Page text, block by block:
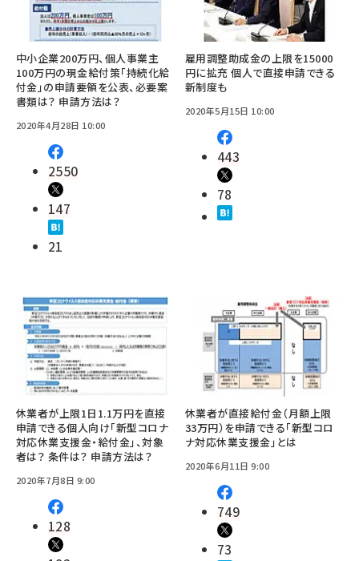
中小企業200万円、個人事業主
100万円の現金給付策「持続化給
付金」の申請要領を公表、必要案
書類は？ 申請方法は？
2020年4月28日 10:00
2550
147
21
雇用調整助成金の上限を15000
円に拡充 個人で直接申請できる
新制度も
2020年5月15日 10:00
443
78
休業者が上限1日1.1万円を直接
申請できる個人向け「新型コロナ
対応休業支援金・給付金」、対象
者は？ 条件は？ 申請方法は？
2020年7月8日 9:00
128
休業者が直接給付金（月額上限
33万円）を申請できる「新型コロ
ナ対応休業支援金」とは
2020年6月11日 9:00
749
73